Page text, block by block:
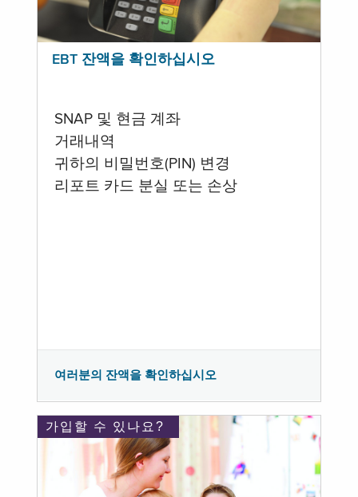
EBT 잔액을 확인하십시오
SNAP 및 현금 계좌
거래내역
귀하의 비밀번호(PIN) 변경
리포트 카드 분실 또는 손상
여러분의 잔액을 확인하십시오
가입할 수 있나요?